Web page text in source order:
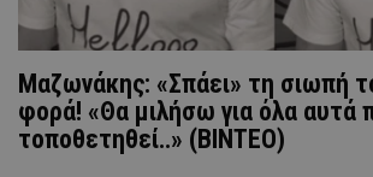
Μαζωνάκης: «Σπάει» τη σιωπή
φορά! «Θα μιλήσω για όλα αυτά
τοποθετηθεί..» (ΒΙΝΤΕΟ)